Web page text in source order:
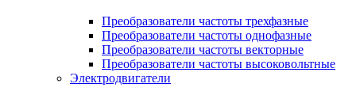
Преобразователи частоты трехфазные
Преобразователи частоты однофазные
Преобразователи частоты векторные
Преобразователи частоты высоковольтные
Электродвигатели